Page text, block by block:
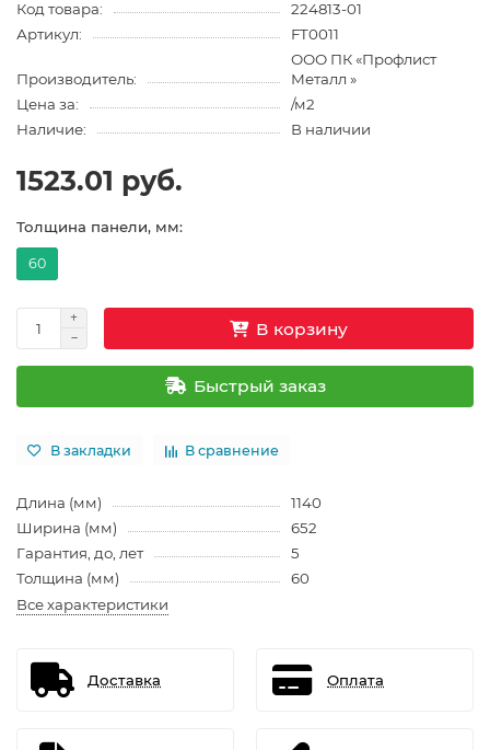
Код товара:
224813-01
Артикул:
FT0011
Производитель:
ООО ПК «Профлист
Металл »
Цена за:
/м2
Наличие:
В наличии
1523.01 руб.
Толщина панели, мм:
60
В корзину
Быстрый заказ
В закладки В сравнение
Длина (мм)
1140
Ширина (мм)
652
Гарантия, до, лет
5
Толщина (мм)
60
Все характеристики
Доставка Оплата